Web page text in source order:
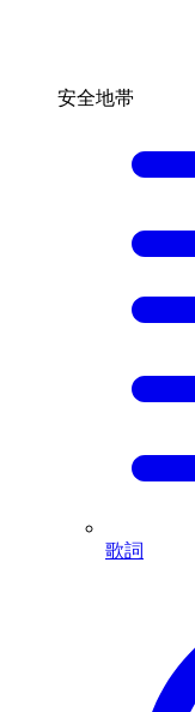
安全地帯
歌詞